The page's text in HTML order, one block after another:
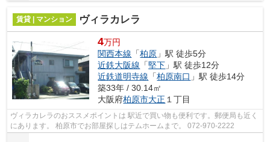
賃貸 | マンション ヴィラカレラ
4万円
関西本線 「柏原 」駅 徒歩5分
近鉄大阪線 「堅下 」駅 徒歩12分
近鉄道明寺線 「柏原南口 」駅 徒歩14分
築33年 / 30.14㎡
大阪府柏原市大正 １丁目
ヴィラカレラのおススメポイントは 駅近で買い物も便利です。郵便局も近く
にあります。 柏原市でお部屋探しはテムホームまで。 072-970-2222